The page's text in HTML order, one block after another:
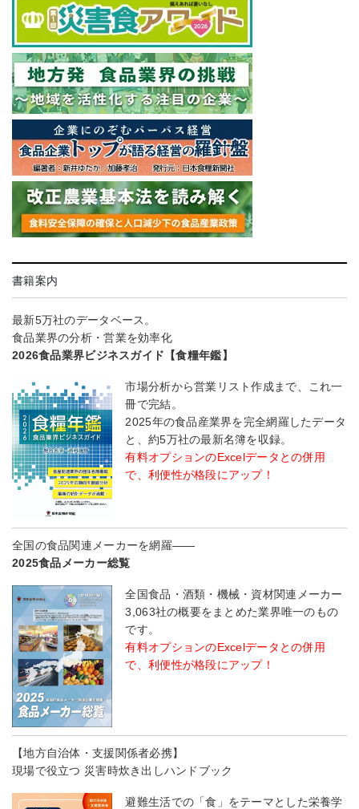
書籍案内
最新5万社のデータベース。
食品業界の分析・営業を効率化
2026食品業界ビジネスガイド【食糧年鑑】
市場分析から営業リスト作成まで、これ一
冊で完結。
2025年の食品産業界を完全網羅したデータ
と、約5万社の最新名簿を収録。
有料オプションのExcelデータとの併用
で、利便性が格段にアップ！
全国の食品関連メーカーを網羅――
2025食品メーカー総覧
全国食品・酒類・機械・資材関連メーカー
3,063社の概要をまとめた業界唯一のもの
です。
有料オプションのExcelデータとの併用
で、利便性が格段にアップ！
【地方自治体・支援関係者必携】
現場で役立つ 災害時炊き出しハンドブック
避難生活での「食」をテーマとした栄養学